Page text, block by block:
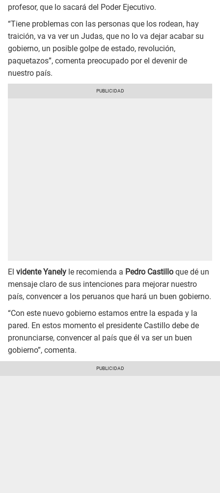
profesor, que lo sacará del Poder Ejecutivo.
“Tiene problemas con las personas que los rodean, hay
traición, va va ver un Judas, que no lo va dejar acabar su
gobierno, un posible golpe de estado, revolución,
paquetazos”, comenta preocupado por el devenir de
nuestro país.
El vidente Yanely le recomienda a Pedro Castillo que dé un
mensaje claro de sus intenciones para mejorar nuestro
país, convencer a los peruanos que hará un buen gobierno.
“Con este nuevo gobierno estamos entre la espada y la
pared. En estos momento el presidente Castillo debe de
pronunciarse, convencer al país que él va ser un buen
gobierno”, comenta.